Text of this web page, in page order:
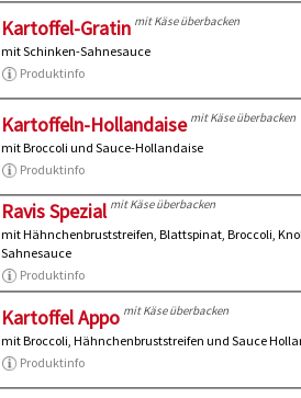
Kartoffel-Gratin mit Käse überbacken
mit Schinken-Sahnesauce
Produktinfo
Kartoffeln-Hollandaise mit Käse überbacken
mit Broccoli und Sauce-Hollandaise
Produktinfo
Ravis Spezial mit Käse überbacken
mit Hähnchenbruststreifen, Blattspinat, Broccoli,
Sahnesauce
Produktinfo
Kartoffel Appo mit Käse überbacken
mit Broccoli, Hähnchenbruststreifen und Sauce
Produktinfo